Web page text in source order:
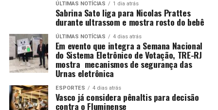
ÚLTIMAS NOTÍCIAS 1 dia atrás
Sabrina Sato liga para Nicolas Prattes
durante ultrassom e mostra rosto do bebê
ÚLTIMAS NOTÍCIAS 4 dias atrás
Em evento que integra a Semana Nacional
do Sistema Eletrônico de Votação, TRE-RJ
mostra mecanismos de segurança das
Urnas eletrônica
ESPORTES 4 dias atrás
Vasco já considera pênaltis para decisão
contra o Fluminense